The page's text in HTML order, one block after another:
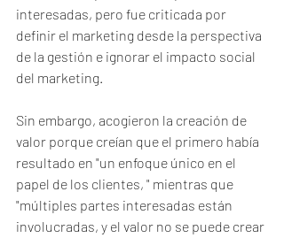
interesadas, pero fue criticada por
definir el marketing desde la perspectiva
de la gestión e ignorar el impacto social
del marketing.
Sin embargo, acogieron la creación de
valor porque creían que el primero había
resultado en "un enfoque único en el
papel de los clientes, " mientras que
"múltiples partes interesadas están
involucradas, y el valor no se puede crear